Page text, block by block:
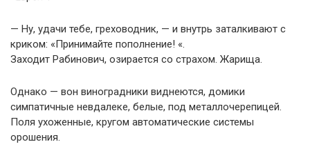
— Ну, удачи тебе, греховодник, — и внутрь заталкивают с
криком: «Принимайте пополнение! «.
Заходит Рабинович, озирается со страхом. Жарища.
Однако — вон виноградники виднеются, домики
симпатичные невдалеке, белые, под металлочерепицей.
Поля ухоженные, кругом автоматические системы
орошения.